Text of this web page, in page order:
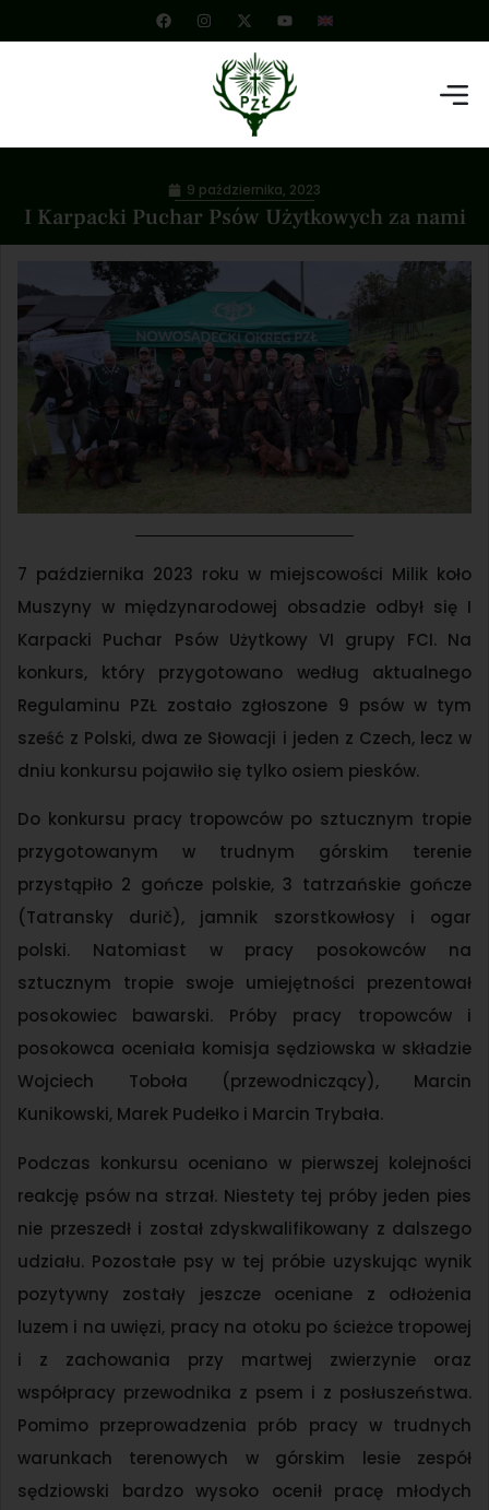
I Karpacki Puchar Psów Użytkowych za nami
9 października, 2023
7 października 2023 roku w miejscowości Milik koło
Muszyny w międzynarodowej obsadzie odbył się I
Karpacki Puchar Psów Użytkowy VI grupy FCI. Na
konkurs, który przygotowano według aktualnego
Regulaminu PZŁ zostało zgłoszone 9 psów w tym
sześć z Polski, dwa ze Słowacji i jeden z Czech, lecz w
dniu konkursu pojawiło się tylko osiem piesków.
Do konkursu pracy tropowców po sztucznym tropie
przygotowanym w trudnym górskim terenie
przystąpiło 2 gończe polskie, 3 tatrzańskie gończe
(Tatransky durič), jamnik szorstkowłosy i ogar
polski. Natomiast w pracy posokowców na
sztucznym tropie swoje umiejętności prezentował
posokowiec bawarski. Próby pracy tropowców i
posokowca oceniała komisja sędziowska w składzie
Wojciech Toboła (przewodniczący), Marcin
Kunikowski, Marek Pudełko i Marcin Trybała.
Podczas konkursu oceniano w pierwszej kolejności
reakcję psów na strzał. Niestety tej próby jeden pies
nie przeszedł i został zdyskwalifikowany z dalszego
udziału. Pozostałe psy w tej próbie uzyskując wynik
pozytywny zostały jeszcze oceniane z odłożenia
luzem i na uwięzi, pracy na otoku po ścieżce tropowej
i z zachowania przy martwej zwierzynie oraz
współpracy przewodnika z psem i z posłuszeństwa.
Pomimo przeprowadzenia prób pracy w trudnych
warunkach terenowych w górskim lesie zespół
sędziowski bardzo wysoko ocenił pracę młodych